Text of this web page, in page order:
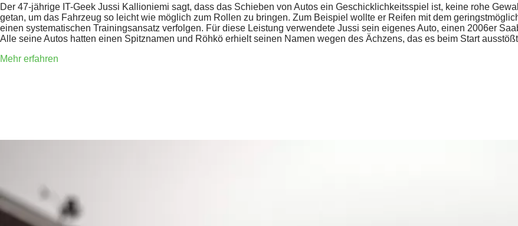
Der 47-jährige IT-Geek Jussi Kallioniemi sagt, dass das Schieben von Autos ein Geschicklichkeitsspiel ist, keine rohe
getan, um das Fahrzeug so leicht wie möglich zum Rollen zu bringen. Zum Beispiel wollte er Reifen mit dem
einen systematischen Trainingsansatz verfolgen. Für diese Leistung verwendete Jussi sein eigenes Auto, einen 2006er
Alle seine Autos hatten einen Spitznamen und Röhkö erhielt seinen Namen wegen des Ächzens, das es beim Start
Mehr erfahren